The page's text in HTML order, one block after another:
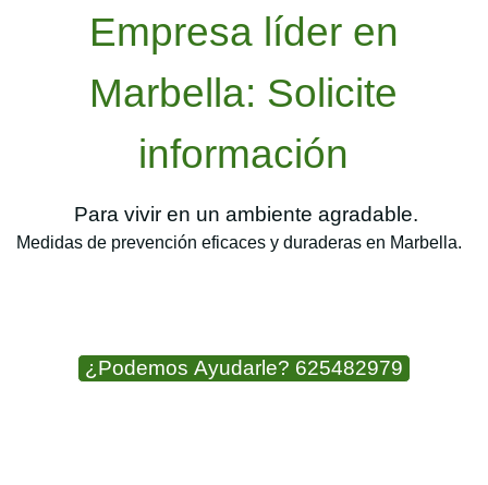
Empresa líder en
Marbella: Solicite
información
Para vivir en un ambiente agradable.
Medidas de prevención eficaces y duraderas en Marbella.
¿Podemos Ayudarle? 625482979